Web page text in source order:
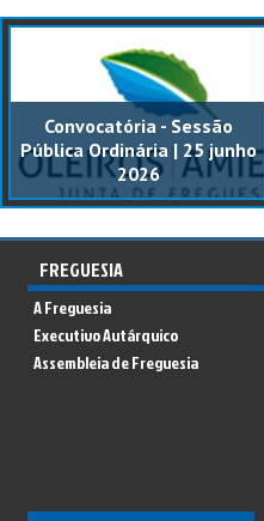
Convocatória - Sessão
Pública Ordinária | 25 junho
2026
FREGUESIA
A Freguesia
Executivo Autárquico
Assembleia de Freguesia